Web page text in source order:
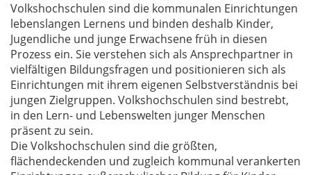
Volkshochschulen sind die kommunalen Einrichtungen
lebenslangen Lernens und binden deshalb Kinder,
Jugendliche und junge Erwachsene früh in diesen
Prozess ein. Sie verstehen sich als Ansprechpartner in
vielfältigen Bildungsfragen und positionieren sich als
Einrichtungen mit ihrem eigenen Selbstverständnis bei
jungen Zielgruppen. Volkshochschulen sind bestrebt,
in den Lern- und Lebenswelten junger Menschen
präsent zu sein.
Die Volkshochschulen sind die größten,
flächendeckenden und zugleich kommunal verankerten